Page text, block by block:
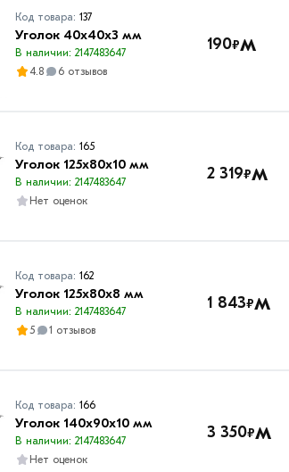
Код товара: 137
Уголок 40х40х3 мм
В наличии: 2147483647
4.8
6 отзывов
190₽м
Код товара: 165
Уголок 125х80х10 мм
В наличии: 2147483647
Нет оценок
2 319₽м
Код товара: 162
Уголок 125х80х8 мм
В наличии: 2147483647
5
1 отзывов
1 843₽м
Код товара: 166
Уголок 140х90х10 мм
В наличии: 2147483647
Нет оценок
3 350₽м